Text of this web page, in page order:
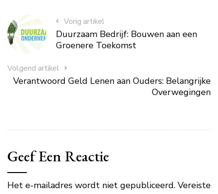
Vorig artikel
Duurzaam Bedrijf: Bouwen aan een
Groenere Toekomst
Volgend artikel
Verantwoord Geld Lenen aan Ouders: Belangrijke
Overwegingen
Geef Een Reactie
Het e-mailadres wordt niet gepubliceerd. Vereiste